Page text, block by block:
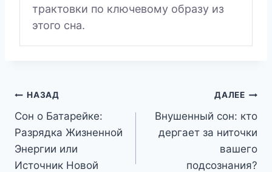
трактовки по ключевому образу из
этого сна.
Навигация
по
записям
НАЗАД
Сон о Батарейке:
Разрядка Жизненной
Энергии или
Источник Новой
ДАЛЕЕ
Внушенный сон: кто
дергает за ниточки
вашего
подсознания?